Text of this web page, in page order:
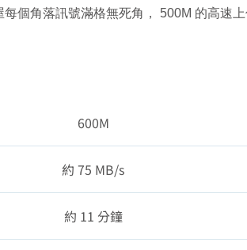
個角落訊號滿格無死角， 500M 的高速
600M
約 75 MB/s
約 11 分鐘